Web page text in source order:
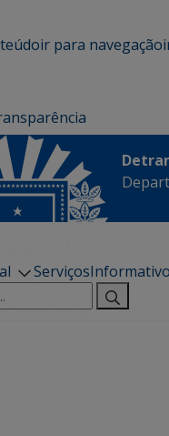
ir para navegação
Serviços